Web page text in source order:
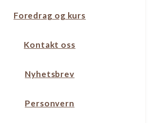
Foredrag og kurs
Kontakt oss
Nyhetsbrev
Personvern